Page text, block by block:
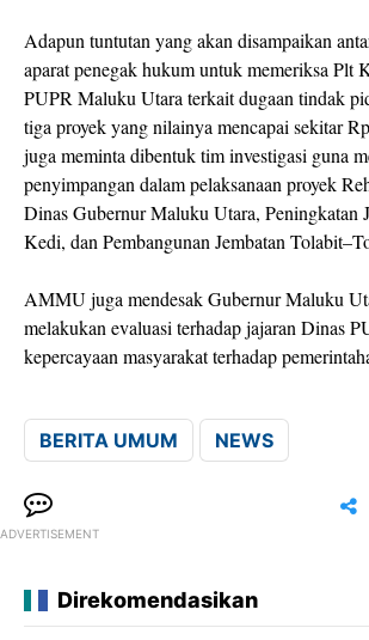
Adapun tuntutan yang akan disampaikan
aparat penegak hukum untuk memeriksa Plt
PUPR Maluku Utara terkait dugaan tindak
tiga proyek yang nilainya mencapai sekitar
juga meminta dibentuk tim investigasi guna
penyimpangan dalam pelaksanaan proyek
Dinas Gubernur Maluku Utara, Peningkatan
Kedi, dan Pembangunan Jembatan
AMMU juga mendesak Gubernur Maluku
melakukan evaluasi terhadap jajaran Dinas
kepercayaan masyarakat terhadap
BERITA UMUM NEWS
ADVERTISEMENT
Direkomendasikan